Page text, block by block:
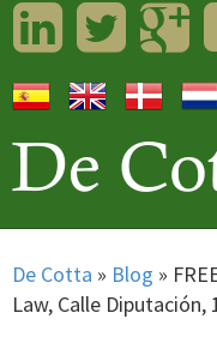
LinkedInTwitter
De Cotta » Blog »
Law, Calle